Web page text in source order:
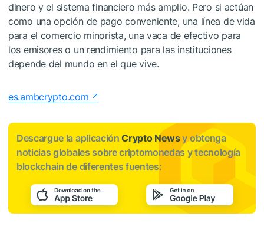
dinero y el sistema financiero más amplio. Pero si actúan
como una opción de pago conveniente, una línea de vida
para el comercio minorista, una vaca de efectivo para
los emisores o un rendimiento para las instituciones
depende del mundo en el que vive.
es.ambcrypto.com
Descargue la aplicaciónCrypto Newsy obtenga
noticias globales sobre criptomonedas y tecnología
blockchain de diferentes fuentes: